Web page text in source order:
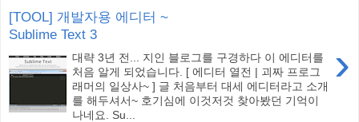
[TOOL] 개발자용 에디터 ~
Sublime Text 3
›
대략 3년 전... 지인 블로그를 구경하다 이 에디터를
처음 알게 되었습니다. [ 에디터 열전 | 괴짜 프로그
래머의 일상사~ ] 글 처음부터 대세 에디터라고 소개
를 해두셔서~ 호기심에 이것저것 찾아봤던 기억이
나네요. Su...